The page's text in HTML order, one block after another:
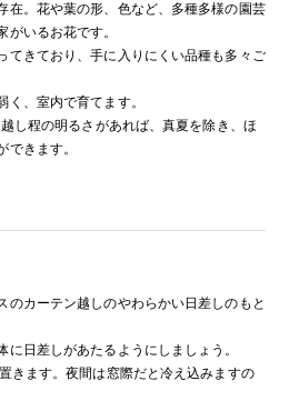
在。花や葉の形、色など、多種多様の園芸
がいるお花です。
てきており、手に入りにくい品種も多々ご
、室内で育てます。
し程の明るさがあれば、真夏を除き、ほ
できます。
のカーテン越しのやわらかい日差しのもと
日差しがあたるようにしましょう。
きます。夜間は窓際だと冷え込みますの